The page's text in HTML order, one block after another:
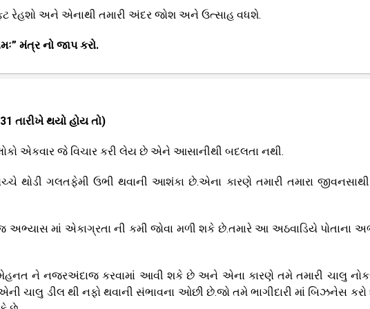
રેહશો અને એનાથી તમારી અંદર જોશ અને ઉત્સાહ વધશે.
મંત્ર નો જાપ કરો.
તારીખે થયો હોય તો)
એકવાર જે વિચાર કરી લેય છે એને આસાનીથી બદલતા નથી.
થોડી ગલતફેમી ઉભી થવાની આશંકા છે.એના કારણે તમારી તમારા
અભ્યાસ માં એકાગ્રતા ની કમી જોવા મળી શકે છે.તમારે આ અઠવાડિયે પોતાના
મેહનત ને નજરઅંદાજ કરવામાં આવી શકે છે અને એના કારણે તમે તમારી ચાલુ
ચાલુ ડીલ થી નફો થવાની સંભાવના ઓછી છે.જો તમે ભાગીદારી માં બિઝનેસ કરો